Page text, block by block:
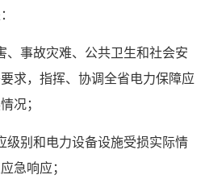
、事故灾难、公共卫生和社会安
求，指挥、协调全省电力保障应
况；
级别和电力设备设施受损实际情
急响应；